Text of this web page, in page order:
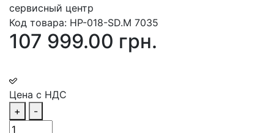
сервисный центр
Код товара: HP-018-SD.M 7035
107 999.00 грн.
Цена с НДС
+
-